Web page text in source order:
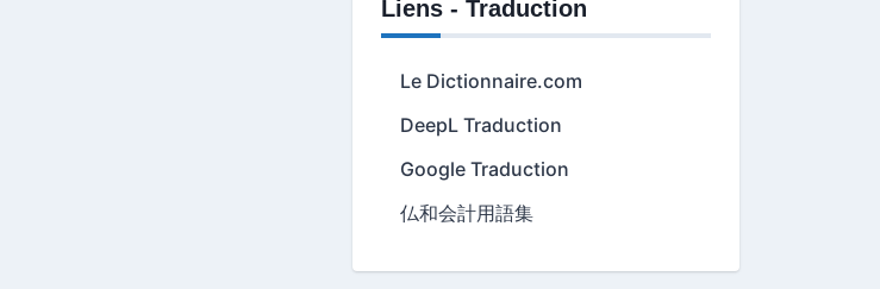
Liens - Traduction
Le Dictionnaire.com
DeepL Traduction
Google Traduction
仏和会計用語集